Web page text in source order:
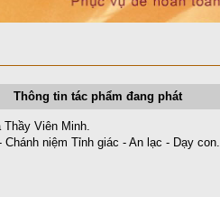
Thông tin tác phẩm đang phát
Viên Minh.
niệm Tỉnh giác - An lạc - Dạy con.